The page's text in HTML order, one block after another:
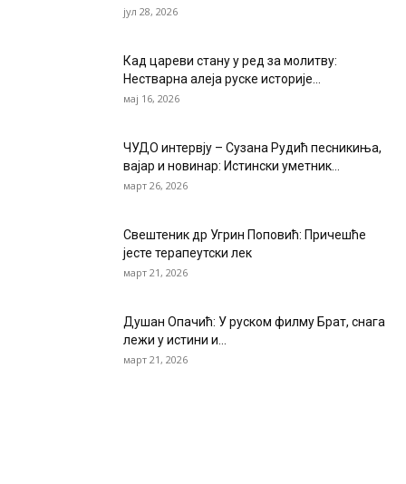
јул 28, 2026
Кад цареви стану у ред за молитву:
Нестварна алеја руске историје...
мај 16, 2026
ЧУДО интервју – Сузана Рудић песникиња,
вајар и новинар: Истински уметник...
март 26, 2026
Свештеник др Угрин Поповић: Причешће
јесте терапеутски лек
март 21, 2026
Душан Опачић: У руском филму Брат, снага
лежи у истини и...
март 21, 2026